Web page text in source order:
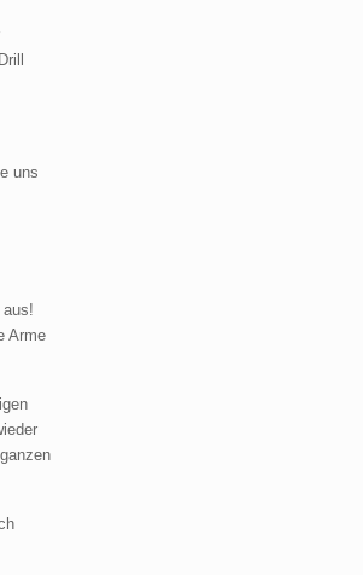
uns
Arme